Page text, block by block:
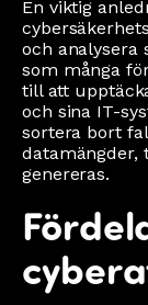
En viktig
och analysera
som många
till att
och sina IT-
sortera bort
datamängder,
genereras.